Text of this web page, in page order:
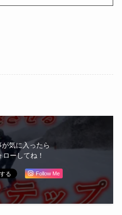
が気に入ったら
ローしてね！
Follow Me